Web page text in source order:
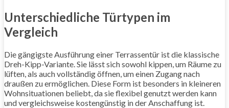
Unterschiedliche Türtypen im
Vergleich
Die gängigste Ausführung einer Terrassentür ist die klassische
Dreh-Kipp-Variante. Sie lässt sich sowohl kippen, um Räume zu
lüften, als auch vollständig öffnen, um einen Zugang nach
draußen zu ermöglichen. Diese Form ist besonders in kleineren
Wohnsituationen beliebt, da sie flexibel genutzt werden kann
und vergleichsweise kostengünstig in der Anschaffung ist.